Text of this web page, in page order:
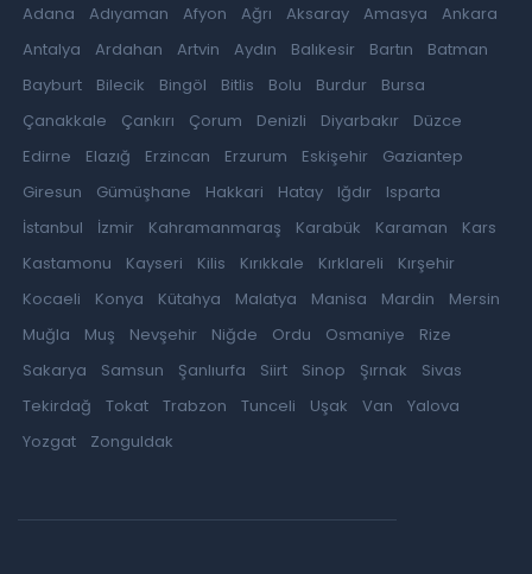
Adana Adıyaman Afyon Ağrı Aksaray Amasya
Ankara
Antalya
Ardahan Artvin Aydın Balıkesir Bartın
Batman
Bayburt
Bilecik Bingöl Bitlis Bolu Burdur
Bursa
Çanakkale
Çankırı Çorum Denizli Diyarbakır
Düzce
Edirne
Elazığ Erzincan Erzurum Eskişehir
Gaziantep
Giresun
Gümüşhane Hakkari Hatay Iğdır
Isparta
İstanbul
İzmir Kahramanmaraş Karabük Karaman
Kars
Kastamonu
Kayseri Kilis Kırıkkale Kırklareli
Kırşehir
Kocaeli
Konya Kütahya Malatya Manisa Mardin
Mersin
Muğla
Muş Nevşehir Niğde Ordu Osmaniye
Rize
Sakarya
Samsun Şanlıurfa Siirt Sinop Şırnak
Sivas
Tekirdağ
Tokat Trabzon Tunceli Uşak Van
Yalova
Yozgat
Zonguldak